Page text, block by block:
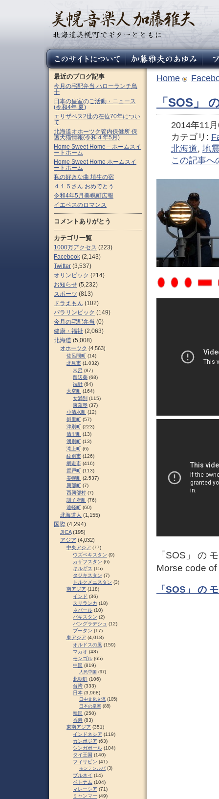
Home
「SOS」
2014年11
カテゴリ:
北海道, 地
この記事へ
「SOS」 の
Morse code of
「SOS」 の
最近のブログ記事
今月の宅配弁当 ハローランチ鳥
十
日本の皇室のご活動・ニュース
(令和4年 夏)
エリザベス2世の在位70年につい
て
北海道オホーツク管内保健所 保
護犬猫情報(令和４年5月)
Home Sweet Home – ホームスイ
ートホーム
Home Sweet Home ホームスイ
ートホーム
私の好きな曲 埴生の宿
４１５さん おめでとう
令和4年5月美幌町広報
イエペスのロマンス
コメントありがとう
カテゴリ一覧
1000万アクセス (223)
Facebook (2,143)
Twitter (3,537)
オリンピック (214)
お知らせ (5,232)
スポーツ (813)
ドラえもん (102)
パラリンピック (149)
今月の宅配弁当 (0)
健康・福祉 (2,063)
北海道 (5,008)
オホーツク (4,563)
佐呂間町 (14)
北見市 (1,032)
常呂 (87)
留辺蘂 (68)
端野 (64)
大空町 (164)
女満別 (115)
東藻琴 (37)
小清水町 (12)
斜里町 (57)
津別町 (223)
清里町 (13)
湧別町 (13)
滝上町 (6)
紋別市 (126)
網走市 (416)
置戸町 (113)
美幌町 (2,537)
興部町 (7)
西興部村 (7)
訓子府町 (76)
遠軽町 (60)
北海道人 (1,155)
国際 (4,294)
JICA(195)
アジア (4,032)
中央アジア (77)
ウズベキスタン (9)
カザフスタン (6)
キルギス (15)
タジキスタン (7)
トルクメニスタン (3)
南アジア (118)
インド (36)
スリランカ (18)
ネパール (10)
パキスタン (2)
バングラデシュ (12)
ブータン (17)
東アジア (4,018)
オルドスの風 (159)
マカオ (48)
モンゴル (65)
中国 (819)
人民中国 (97)
北朝鮮 (106)
台湾 (333)
日本 (3,968)
日中文化交流 (105)
日本の皇室 (88)
韓国 (250)
香港 (83)
東南アジア (351)
インドネシア (119)
カンボジア (63)
シンガポール (104)
タイ王国 (140)
フィリピン (41)
モンテンルパ (3)
ブルネイ (14)
ベトナム (104)
マレーシア (71)
ミャンマー (49)